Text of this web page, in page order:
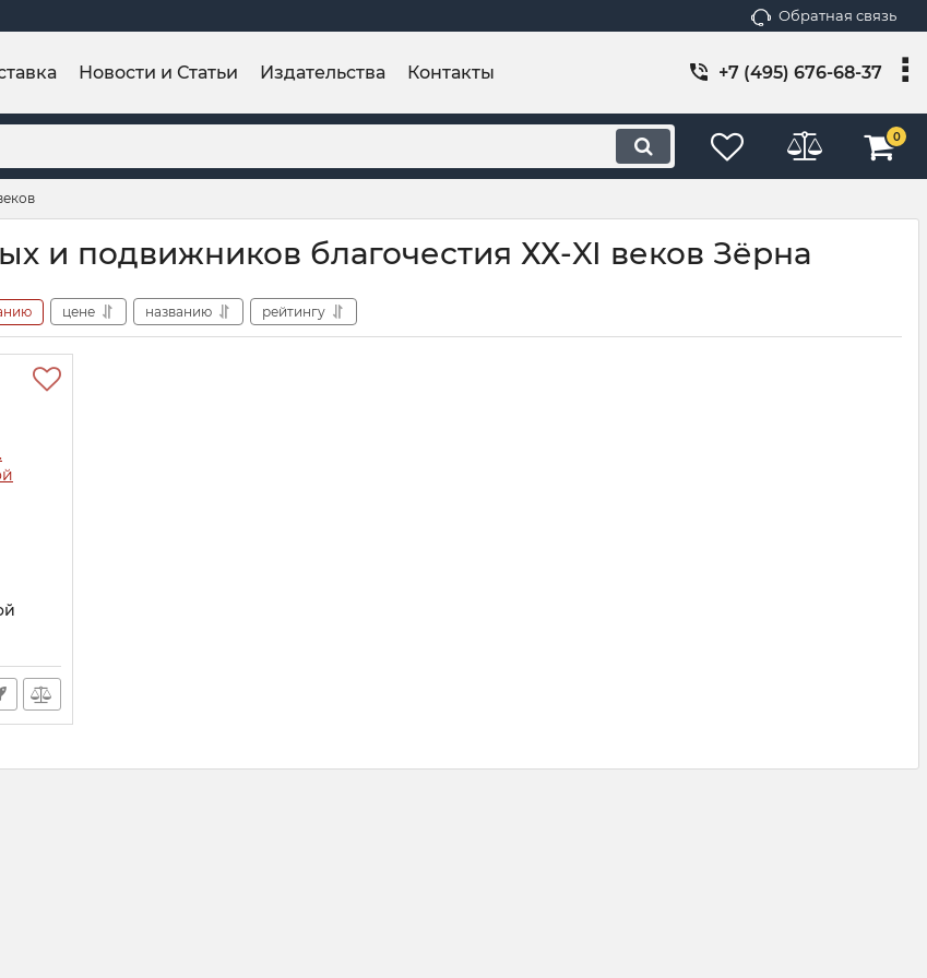
Обратная связь
Новости и Статьи Издательства Контакты +7 (495) 676-68-37
0
и подвижников благочестия ХХ-XI веков Зёрна
цене названию рейтингу